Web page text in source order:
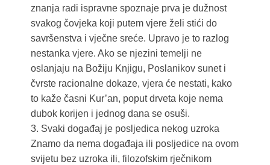
znanja radi ispravne spoznaje prva je dužnost
svakog čovjeka koji putem vjere želi stići do
savršenstva i vječne sreće. Upravo je to razlog
nestanka vjere. Ako se njezini temelji ne
oslanjaju na Božiju Knjigu, Poslanikov sunet i
čvrste racionalne dokaze, vjera će nestati, kako
to kaže časni Kur’an, poput drveta koje nema
dubok korijen i jednog dana se osuši.
3. Svaki događaj je posljedica nekog uzroka
Znamo da nema događaja ili posljedice na ovom
svijetu bez uzroka ili, filozofskim rječnikom